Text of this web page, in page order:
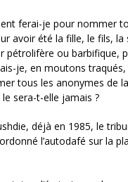
ferai-je pour nommer
avoir été la fille, le fils, la
pétrolifère ou barbifique,
je, en moutons traqués,
tous les anonymes de la
sera-t-elle jamais ?
déjà en 1985, le
l’autodafé sur la